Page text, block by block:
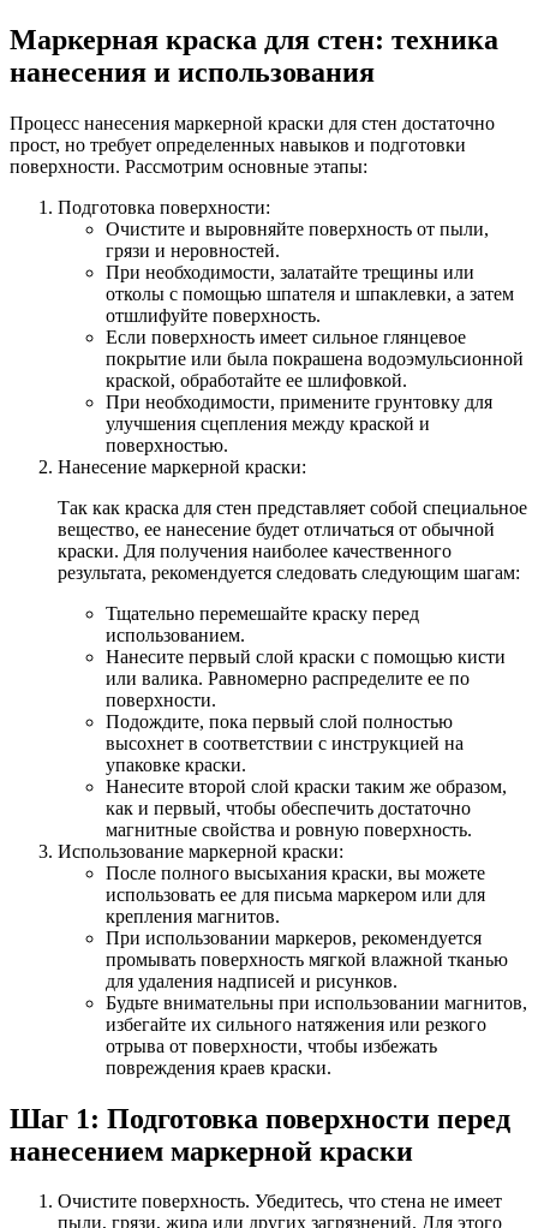
Маркерная краска для стен: техника
нанесения и использования
Процесс нанесения маркерной краски для стен достаточно
прост, но требует определенных навыков и подготовки
поверхности. Рассмотрим основные этапы:
Подготовка поверхности:
Очистите и выровняйте поверхность от пыли,
грязи и неровностей.
При необходимости, залатайте трещины или
отколы с помощью шпателя и шпаклевки, а затем
отшлифуйте поверхность.
Если поверхность имеет сильное глянцевое
покрытие или была покрашена водоэмульсионной
краской, обработайте ее шлифовкой.
При необходимости, примените грунтовку для
улучшения сцепления между краской и
поверхностью.
Нанесение маркерной краски:
Так как краска для стен представляет собой специальное
вещество, ее нанесение будет отличаться от обычной
краски. Для получения наиболее качественного
результата, рекомендуется следовать следующим шагам:
Тщательно перемешайте краску перед
использованием.
Нанесите первый слой краски с помощью кисти
или валика. Равномерно распределите ее по
поверхности.
Подождите, пока первый слой полностью
высохнет в соответствии с инструкцией на
упаковке краски.
Нанесите второй слой краски таким же образом,
как и первый, чтобы обеспечить достаточно
магнитные свойства и ровную поверхность.
Использование маркерной краски:
После полного высыхания краски, вы можете
использовать ее для письма маркером или для
крепления магнитов.
При использовании маркеров, рекомендуется
промывать поверхность мягкой влажной тканью
для удаления надписей и рисунков.
Будьте внимательны при использовании магнитов,
избегайте их сильного натяжения или резкого
отрыва от поверхности, чтобы избежать
повреждения краев краски.
Шаг 1: Подготовка поверхности перед
нанесением маркерной краски
Очистите поверхность. Убедитесь, что стена не имеет
пыли, грязи, жира или других загрязнений. Для этого